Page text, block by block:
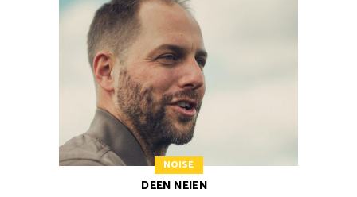
NOISE
DEEN NEIEN